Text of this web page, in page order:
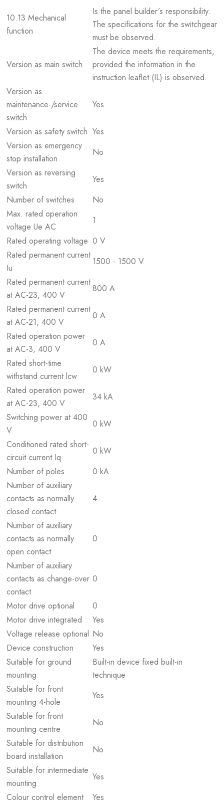
10.13 Mechanical
function
Is the panel builder´s responsibility.
The specifications for the switchgear
must be observed.
Version as main switch
The device meets the requirements,
provided the information in the
instruction leaflet (IL) is observed.
Version as
maintenance-/service
switch
Yes
Version as safety switch Yes
Version as emergency
stop installation
No
Version as reversing
switch
Yes
Number of switches
No
Max. rated operation
voltage Ue AC
1
Rated operating voltage 0 V
Rated permanent current
Iu
1500 - 1500 V
Rated permanent current
at AC-23, 400 V
800 A
Rated permanent current
at AC-21, 400 V
0 A
Rated operation power
at AC-3, 400 V
0 A
Rated short-time
withstand current lcw
0 kW
Rated operation power
at AC-23, 400 V
34 kA
Switching power at 400
V
0 kW
Conditioned rated short-
circuit current Iq
0 kW
Number of poles
0 kA
Number of auxiliary
contacts as normally
closed contact
4
Number of auxiliary
contacts as normally
open contact
0
Number of auxiliary
contacts as change-over
contact
0
Motor drive optional
0
Motor drive integrated
Yes
Voltage release optional No
Device construction
Yes
Suitable for ground
mounting
Built-in device fixed built-in
technique
Suitable for front
mounting 4-hole
Yes
Suitable for front
mounting centre
No
Suitable for distribution
board installation
No
Suitable for intermediate
mounting
Yes
Colour control element
Yes